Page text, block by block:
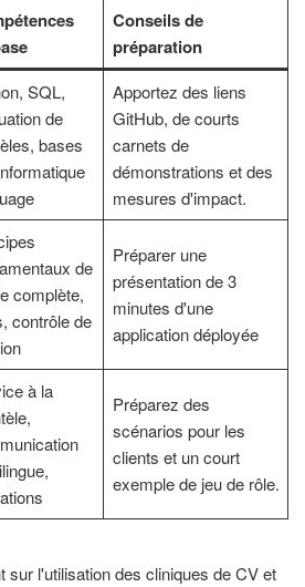
Conseils de
préparation
SQL,
de
bases
Apportez des liens
GitHub, de courts
carnets de
démonstrations et des
mesures d'impact.
de
complète,
contrôle de
Préparer une
présentation de 3
minutes d'une
application déployée
à la
Préparez des
scénarios pour les
clients et un court
exemple de jeu de rôle.
sur l'utilisation des cliniques de CV et